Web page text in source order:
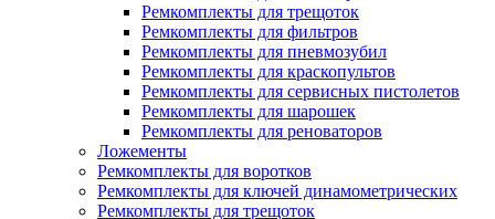
Ремкомплекты для трещоток
Ремкомплекты для фильтров
Ремкомплекты для пневмозубил
Ремкомплекты для краскопультов
Ремкомплекты для сервисных пистолетов
Ремкомплекты для шарошек
Ремкомплекты для реноваторов
Ложементы
Ремкомплекты для воротков
Ремкомплекты для ключей динамометрических
Ремкомплекты для трещоток